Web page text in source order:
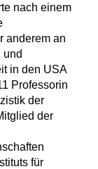
nach einem
anderem an
und
in den USA
Professorin
der
der
für